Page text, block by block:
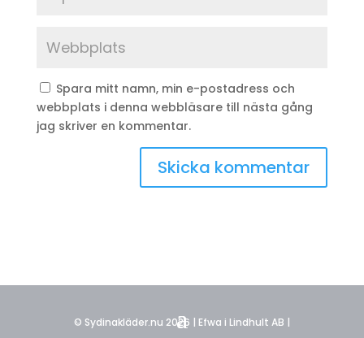
Spara mitt namn, min e-postadress och
webbplats i denna webbläsare till nästa gång
jag skriver en kommentar.
© Sydinakläder.nu 2026 | Efwa i Lindhult AB |